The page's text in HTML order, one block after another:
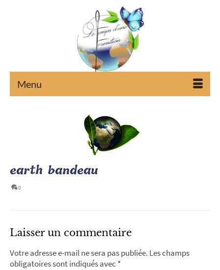
Menu
earth bandeau
0
Laisser un commentaire
Votre adresse e-mail ne sera pas publiée. Les champs
obligatoires sont indiqués avec *